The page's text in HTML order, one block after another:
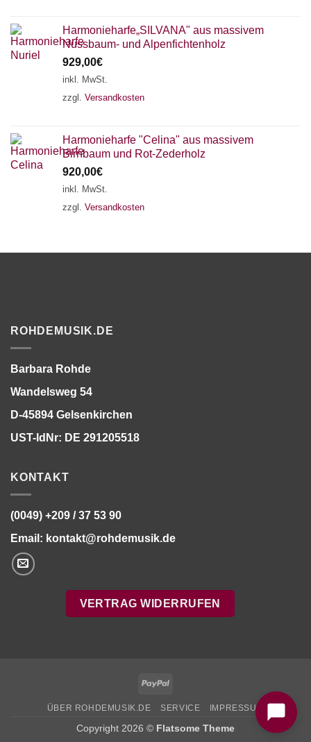
Harmonieharfe„SILVANA" aus massivem
Nussbaum- und Alpenfichtenholz
929,00€
inkl. MwSt.
zzgl. Versandkosten
Harmonieharfe "Celina" aus massivem
Birnbaum und Rot-Zederholz
920,00€
inkl. MwSt.
zzgl. Versandkosten
ROHDEMUSIK.DE
Barbara Rohde
Wandelsweg 54
D-45894 Gelsenkirchen
UST-IdNr: DE 291205518
KONTAKT
(0049) +209 / 37 53 90
Email: kontakt@rohdemusik.de
VERTRAG WIDERRUFEN
PayPal
ÜBER ROHDEMUSIK.DE SERVICE IMPRESSUM
Copyright 2026 © Flatsome Theme